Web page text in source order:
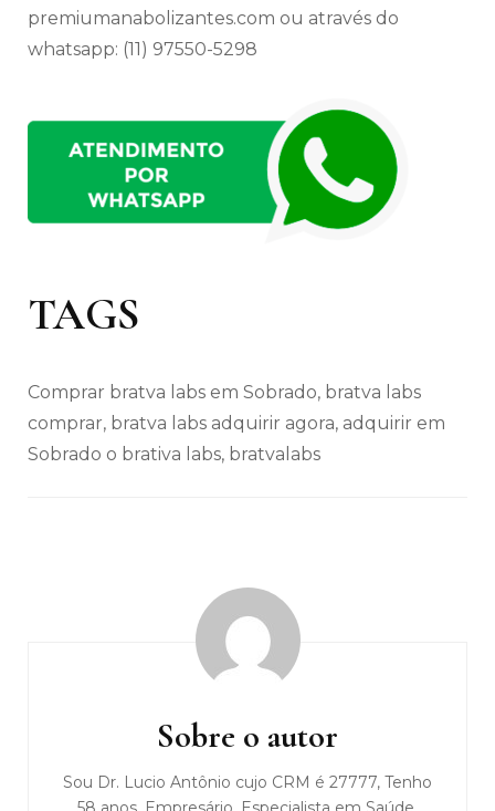
premiumanabolizantes.com ou através do
whatsapp: (11) 97550-5298
TAGS
Comprar bratva labs em Sobrado, bratva labs
comprar, bratva labs adquirir agora, adquirir em
Sobrado o brativa labs, bratvalabs
Sobre o autor
Sou Dr. Lucio Antônio cujo CRM é 27777, Tenho